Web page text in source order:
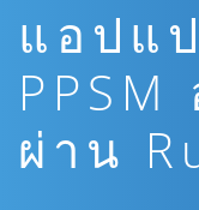
แอปแ
ผ่าน